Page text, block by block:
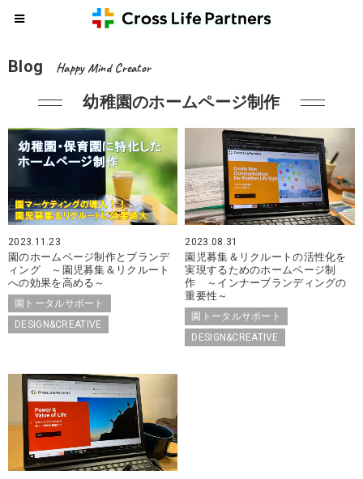
Blog Happy Mind Creator
幼稚園のホームページ制作
2023.11.23
園のホームページ制作とブランデ
ィング ～園児募集＆リクルート
への効果を高める～
園トータルサポート
DESIGN&CREATIVE
2023.08.31
園児募集＆リクルートの活性化を
実現するためのホームページ制
作 ～インナーブランディングの
重要性～
園トータルサポート
DESIGN&CREATIVE